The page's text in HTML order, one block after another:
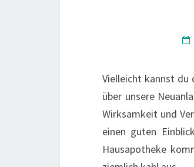
Vielleicht kannst du
über unsere
Wirksamkeit und
einen guten
Hausapotheke